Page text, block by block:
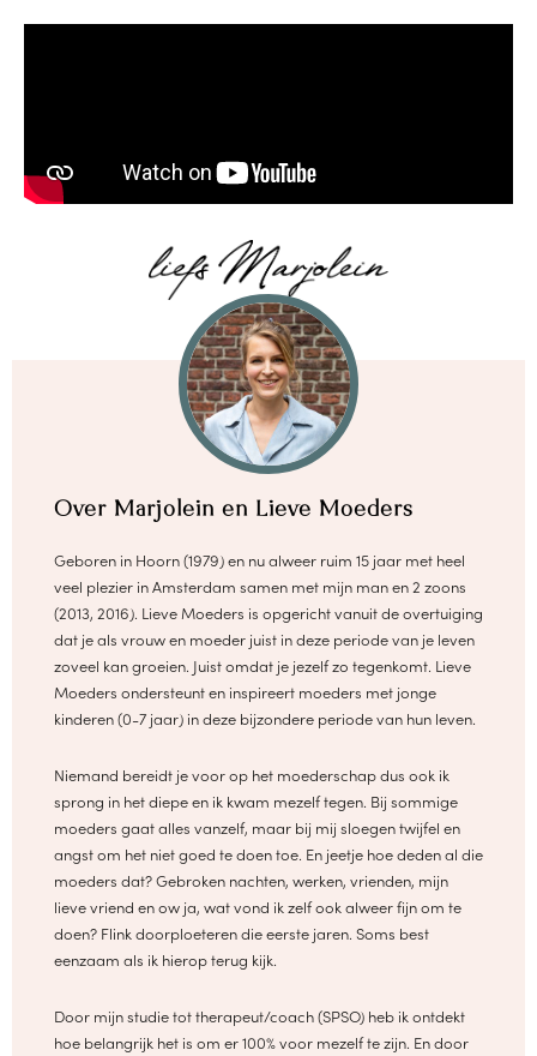
Over Marjolein en Lieve Moeders
Geboren in Hoorn (1979) en nu alweer ruim 15 jaar met heel
veel plezier in Amsterdam samen met mijn man en 2 zoons
(2013, 2016). Lieve Moeders is opgericht vanuit de overtuiging
dat je als vrouw en moeder juist in deze periode van je leven
zoveel kan groeien. Juist omdat je jezelf zo tegenkomt. Lieve
Moeders ondersteunt en inspireert moeders met jonge
kinderen (0-7 jaar) in deze bijzondere periode van hun leven.
Niemand bereidt je voor op het moederschap dus ook ik
sprong in het diepe en ik kwam mezelf tegen. Bij sommige
moeders gaat alles vanzelf, maar bij mij sloegen twijfel en
angst om het niet goed te doen toe. En jeetje hoe deden al die
moeders dat? Gebroken nachten, werken, vrienden, mijn
lieve vriend en ow ja, wat vond ik zelf ook alweer fijn om te
doen? Flink doorploeteren die eerste jaren. Soms best
eenzaam als ik hierop terug kijk.
Door mijn studie tot therapeut/coach (SPSO) heb ik ontdekt
hoe belangrijk het is om er 100% voor mezelf te zijn. En door